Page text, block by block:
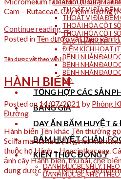
CHÂM CỨU & BẤM
THOÁT VỊ ĐĨA ĐỆM
THOÁT VỊ ĐĨA ĐỆM
THOÁI HÓA CỘT
THOÁI HÓA CỘT
ĐAU THẦN KINH
ĐIỂM KÍCH HOẠT
BỆNH NHÂN ĐAU
BỆNH NHÂN ĐAU
BỆNH NHÂN ĐAU
CƠ.
TỔNG HỢP CÁC SẢN
BẢNG GIÁ
DAY ẤN BẤM HUYỆT
BẤM HUYỆT
KIẾN THỨC ĐÔNG Y
DANH MỤC BỆNH LÝ
DANH MỤC BỆNH LÝ
Cam – Rutaceae. Cây Kim sương
Continue reading→
Posted in Tên dược vật theo vần H
Tên dược vật theo vần H
HÀNH BIỂN
Posted on 14/07/2021 by Phòng
Đường
Hành biển Tên khác Tên thường
Scilla maritima L. (Urginea
thuộc họ Hành – Hyacinthaceae.
ảnh cây Hành biển, thu hái, chế
dụng dược lý ….) Mô tả: Cây thảo